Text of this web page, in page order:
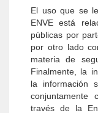
El uso que se
ENVE está
públicas por
por otro lado
materia de
Finalmente, la
la información
conjuntamente
través de la